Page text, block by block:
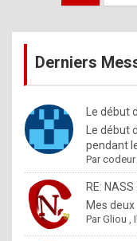
publications
Derniers
Le début
Le début
pendant
Parcodeur
RE:
Mes
ParGliou ,